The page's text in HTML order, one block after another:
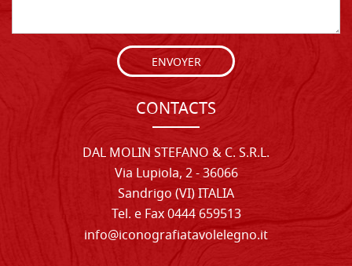
ENVOYER
CONTACTS
DAL MOLIN STEFANO & C. S.R.L.
Via Lupiola, 2 - 36066
Sandrigo (VI) ITALIA
Tel. e Fax 0444 659513
info@iconografiatavolelegno.it